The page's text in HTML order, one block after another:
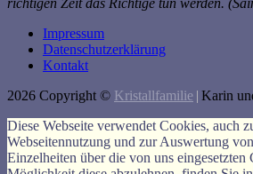
Impressum
Datenschutzerklärung
Kontakt
2026 Copyright © Kristallfamilie | Karin
Diese Webseite verwendet Cookies, auch
Webseitennutzung und zur Auswertung
Einzelheiten über die von uns eingesetzten